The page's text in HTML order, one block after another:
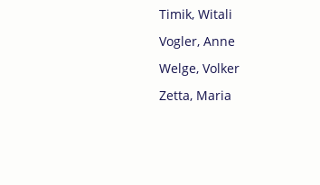
Timik, Witali
Vogler, Anne
Welge, Volker
Zetta, Maria